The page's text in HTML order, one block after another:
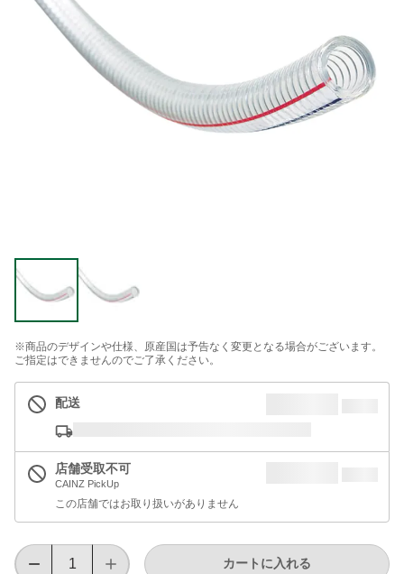
※商品のデザインや仕様、原産国は予告なく変更となる場合がございます。
ご指定はできませんのでご了承ください。
配送
店舗受取不可
CAINZ PickUp
この店舗ではお取り扱いがありません
カートに入れる